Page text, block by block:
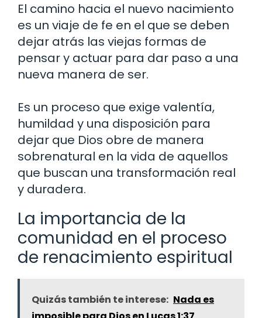
El camino hacia el nuevo nacimiento
es un viaje de fe en el que se deben
dejar atrás las viejas formas de
pensar y actuar para dar paso a una
nueva manera de ser.
Es un proceso que exige valentía,
humildad y una disposición para
dejar que Dios obre de manera
sobrenatural en la vida de aquellos
que buscan una transformación real
y duradera.
La importancia de la
comunidad en el proceso
de renacimiento espiritual
Quizás también te interese: Nada es